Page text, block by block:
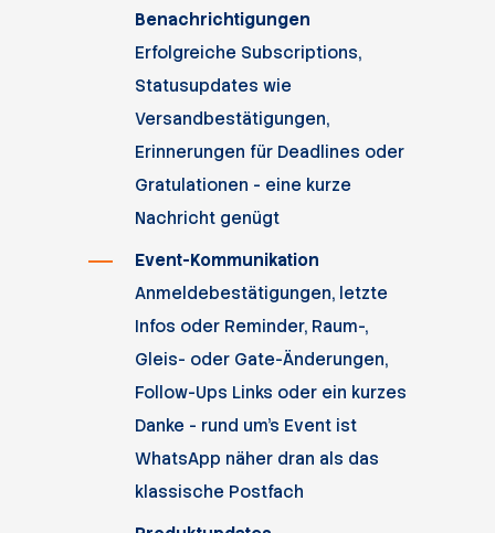
Benachrichtigungen
Erfolgreiche Subscriptions,
Statusupdates wie
Versandbestätigungen,
Erinnerungen für Deadlines oder
Gratulationen - eine kurze
Nachricht genügt
Event-Kommunikation
Anmeldebestätigungen, letzte
Infos oder Reminder, Raum-,
Gleis- oder Gate-Änderungen,
Follow-Ups Links oder ein kurzes
Danke - rund um’s Event ist
WhatsApp näher dran als das
klassische Postfach